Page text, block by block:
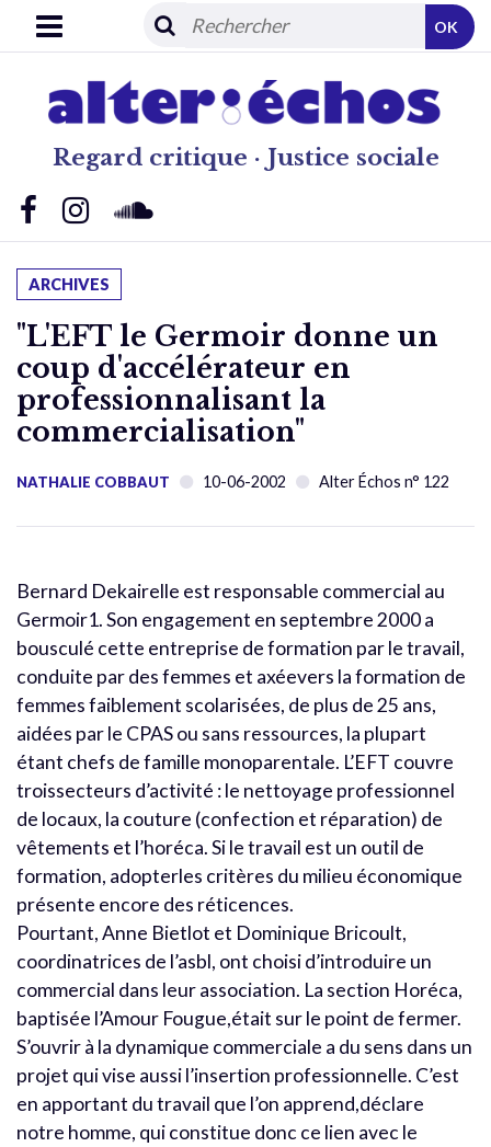
Regard critique · Justice sociale
OK
ARCHIVES
"L'EFT le Germoir donne un
coup d'accélérateur en
professionnalisant la
commercialisation"
NATHALIE COBBAUT 10-06-2002 Alter Échos n° 122
Bernard Dekairelle est responsable commercial au
Germoir1. Son engagement en septembre 2000 a
bousculé cette entreprise de formation par le travail,
conduite par des femmes et axéevers la formation de
femmes faiblement scolarisées, de plus de 25 ans,
aidées par le CPAS ou sans ressources, la plupart
étant chefs de famille monoparentale. L’EFT couvre
troissecteurs d’activité : le nettoyage professionnel
de locaux, la couture (confection et réparation) de
vêtements et l’horéca. Si le travail est un outil de
formation, adopterles critères du milieu économique
présente encore des réticences.
Pourtant, Anne Bietlot et Dominique Bricoult,
coordinatrices de l’asbl, ont choisi d’introduire un
commercial dans leur association. La section Horéca,
baptisée l’Amour Fougue,était sur le point de fermer.
S’ouvrir à la dynamique commerciale a du sens dans un
projet qui vise aussi l’insertion professionnelle. C’est
en apportant du travail que l’on apprend,déclare
notre homme, qui constitue donc ce lien avec le